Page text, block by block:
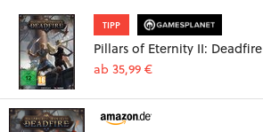
TIPP
Pillars of Eternity II: Deadfire
ab 35,99 €